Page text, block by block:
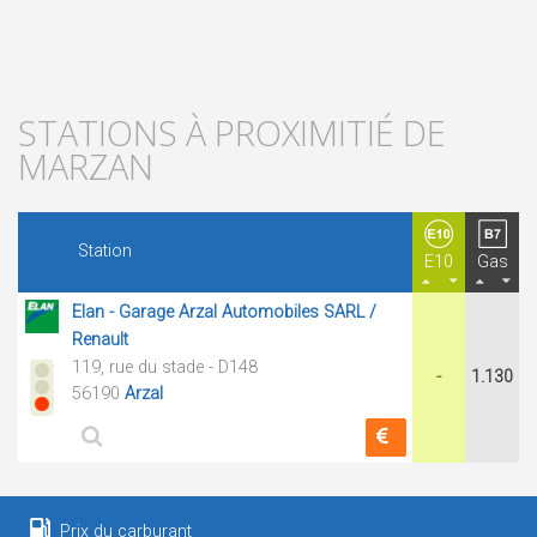
STATIONS À PROXIMITIÉ DE
MARZAN
Station
E10 Gas
Elan - Garage Arzal Automobiles SARL /
Renault
119, rue du stade - D148
56190 Arzal
- 1.130
Prix du carburant